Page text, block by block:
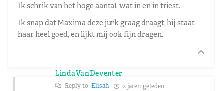
Ik schrik van het hoge aantal, wat in en in triest.
Ik snap dat Maxima deze jurk graag draagt, hij staat
haar heel goed, en lijkt mij ook fijn dragen.
LindaVanDeventer
Reply to Elisah 2 jaren geleden